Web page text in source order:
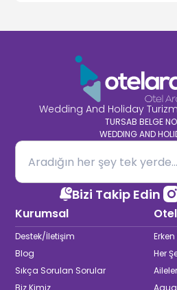
Wedding And Holiday
TURSAB BELGE
WEDDING AND
Bizi Takip Edin
Kurumsal
Destek/İletişim
Blog
Sıkça Sorulan Sorular
Biz Kimiz
Her